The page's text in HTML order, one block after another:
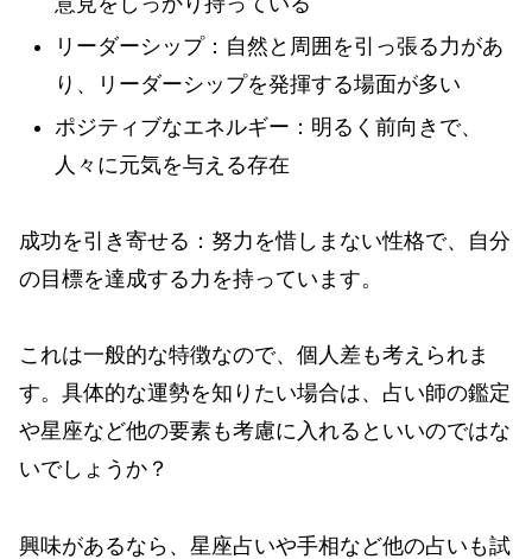
リーダーシップ：自然と周囲を引っ張る力があ
り、リーダーシップを発揮する場面が多い
ポジティブなエネルギー：明るく前向きで、
人々に元気を与える存在
成功を引き寄せる：努力を惜しまない性格で、自分
の目標を達成する力を持っています。
これは一般的な特徴なので、個人差も考えられま
す。具体的な運勢を知りたい場合は、占い師の鑑定
や星座など他の要素も考慮に入れるといいのではな
いでしょうか？
興味があるなら、星座占いや手相など他の占いも試